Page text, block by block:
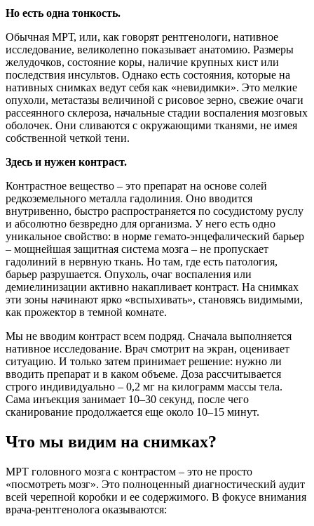
Но есть одна тонкость.
Обычная МРТ, или, как говорят рентгенологи, нативное
исследование, великолепно показывает анатомию. Размеры
желудочков, состояние коры, наличие крупных кист или
последствия инсультов. Однако есть состояния, которые на
нативных снимках ведут себя как «невидимки». Это мелкие
опухоли, метастазы величиной с рисовое зерно, свежие очаги
рассеянного склероза, начальные стадии воспаления мозговых
оболочек. Они сливаются с окружающими тканями, не имея
собственной четкой тени.
Здесь и нужен контраст.
Контрастное вещество – это препарат на основе солей
редкоземельного металла гадолиния. Оно вводится
внутривенно, быстро распространяется по сосудистому руслу
и абсолютно безвредно для организма. У него есть одно
уникальное свойство: в норме гемато-энцефалический барьер
– мощнейшая защитная система мозга – не пропускает
гадолиний в нервную ткань. Но там, где есть патология,
барьер разрушается. Опухоль, очаг воспаления или
демиелинизации активно накапливает контраст. На снимках
эти зоны начинают ярко «вспыхивать», становясь видимыми,
как прожектор в темной комнате.
Мы не вводим контраст всем подряд. Сначала выполняется
нативное исследование. Врач смотрит на экран, оценивает
ситуацию. И только затем принимает решение: нужно ли
вводить препарат и в каком объеме. Доза рассчитывается
строго индивидуально – 0,2 мг на килограмм массы тела.
Сама инъекция занимает 10–30 секунд, после чего
сканирование продолжается еще около 10–15 минут.
Что мы видим на снимках?
МРТ головного мозга с контрастом – это не просто
«посмотреть мозг». Это полноценный диагностический аудит
всей черепной коробки и ее содержимого. В фокусе внимания
врача-рентгенолога оказываются: